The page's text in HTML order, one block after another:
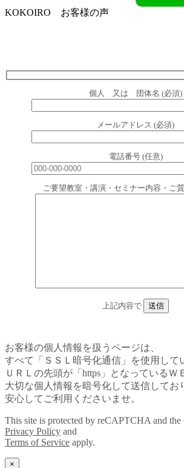
KOKOIRO お客様の声
個人 又は 団体名 (必須)
メールアドレス (必須)
電話番号 (任意)
ご要望教室・講演・セミナー内容・ご
上記内容で
お客様の個人情報を扱うページは、
すべて「ＳＳＬ暗号化通信」を使用して
ＵＲＬの先頭が「https」となっているＷ
大切な個人情報を暗号化して送信してお
安心してご利用くださいませ。
This site is protected by reCAPTCHA and the
Privacy Policy and
Terms of Service apply.
×